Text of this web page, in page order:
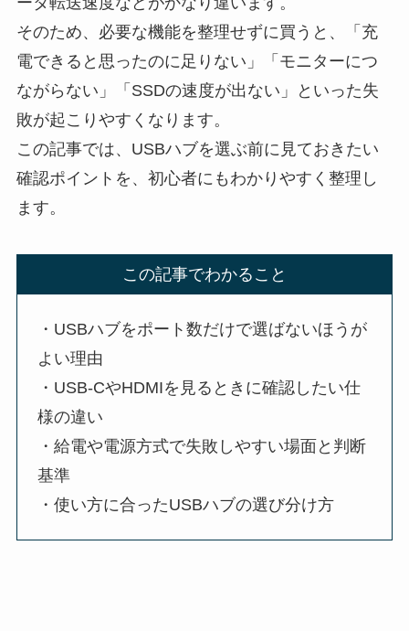
そのため、必要な機能を整理せずに買うと、「充
電できると思ったのに足りない」「モニターにつ
ながらない」「SSDの速度が出ない」といった失
敗が起こりやすくなります。
この記事では、USBハブを選ぶ前に見ておきたい
確認ポイントを、初心者にもわかりやすく整理し
ます。
この記事でわかること
・USBハブをポート数だけで選ばないほうが
よい理由
・USB-CやHDMIを見るときに確認したい仕
様の違い
・給電や電源方式で失敗しやすい場面と判断
基準
・使い方に合ったUSBハブの選び分け方